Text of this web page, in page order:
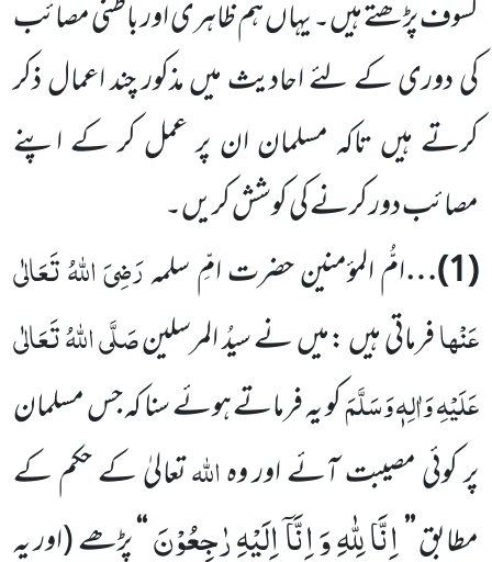
کسوف پڑھتے ہیں۔ یہاں ہم ظاہری اور باطنی مصائب
کی دوری کے لئے احادیث میں مذکور چند اعمال ذکر
کرتے ہیں تاکہ مسلمان ان پر عمل کر کے اپنے
مصائب دور کرنے کی کوشش کریں۔
(
1
)…امُّ المؤمنین حضرت امِّ سلمہرَضِیَ اللہُ تَعَالٰی
عَنْھافرماتی ہیں :میں نے سیدُ المرسلینصَلَّی اللہُ تَعَالٰی
عَلَیْہِ وَاٰلِہٖ وَسَلَّمَکویہ فرماتے ہوئے سنا کہ جس مسلمان
پر کوئی مصیبت آئے اور وہاللہتعالیٰ کے حکم کے
مطابق’’اِنَّا لِلّٰهِ وَ اِنَّاۤ اِلَیْهِ رٰجِعُوْنَ‘‘پڑھے(اور یہ